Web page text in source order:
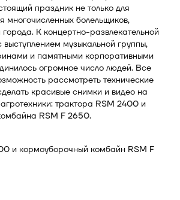
праздник не только для
многочисленных болельщиков,
города. К концертно-развлекательной
музыкальной группы,
и памятными корпоративными
огромное число людей. Все
рассмотреть технические
красивые снимки и видео на
трактора RSM 2400 и
RSM F 2650.